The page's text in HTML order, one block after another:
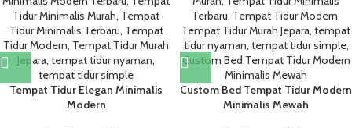
Tempat Tidur Elegan Minimalis
Modern
Custom Bed Tempat Tidur Modern
Minimalis Mewah